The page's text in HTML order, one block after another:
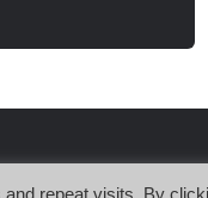
repeat visits. By